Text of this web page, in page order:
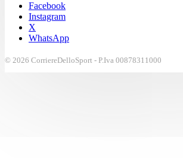
Facebook
Instagram
X
WhatsApp
© 2026 CorriereDelloSport - P.Iva 00878311000